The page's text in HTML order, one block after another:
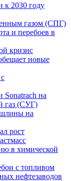
к 2030 году
газом (СПГ)
и перебоев в
кризис
новые
Sonatrach на
газ (СУГ)
на
рост
в химической
с топливом
нефтезаводов